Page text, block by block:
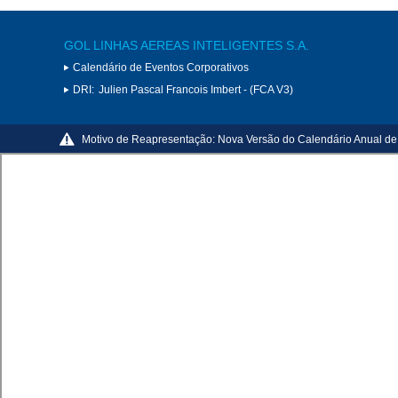
GOL LINHAS AEREAS INTELIGENTES S.A.
Calendário de Eventos Corporativos
DRI: Julien Pascal Francois Imbert - (FCA V3)
Motivo de Reapresentação: Nova Versão do Calendário Anual